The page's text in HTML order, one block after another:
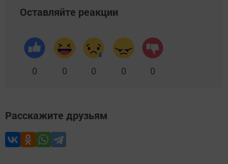
Оставляйте реакции
0 0 0 0 0
Расскажите друзьям